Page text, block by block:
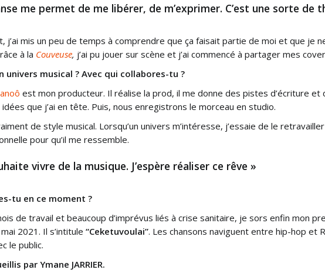
me permet de me libérer, de m’exprimer. C’est une sorte de
j’ai mis un peu de temps à comprendre que ça faisait partie de moi et que je
à la Couveuse, j’ai pu jouer sur scène et j’ai commencé à partager mes
univers musical ? Avec qui collabores-tu ?
est mon producteur. Il réalise la prod, il me donne des pistes d’écriture et
que j’ai en tête. Puis, nous enregistrons le morceau en studio.
de style musical. Lorsqu’un univers m’intéresse, j’essaie de le
pour qu’il me ressemble.
vivre de la musique. J’espère réaliser ce rêve »
tu en ce moment ?
de travail et beaucoup d’imprévus liés à crise sanitaire, je sors enfin mon
2021. Il s’intitule “Ceketuvoulai”. Les chansons naviguent entre hip-hop et
le public.
par Ymane JARRIER.